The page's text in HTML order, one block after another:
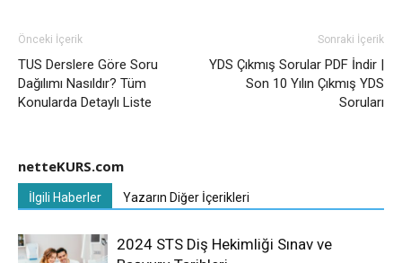
Önceki İçerik
TUS Derslere Göre Soru
Dağılımı Nasıldır? Tüm
Konularda Detaylı Liste
Sonraki İçerik
YDS Çıkmış Sorular PDF İndir |
Son 10 Yılın Çıkmış YDS
Soruları
netteKURS.com
İlgili Haberler Yazarın Diğer İçerikleri
2024 STS Diş Hekimliği Sınav ve